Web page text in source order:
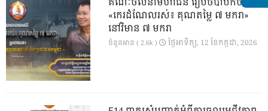
«កេរដំណែលរស់៖ គុណតម្លៃ ៧ មករា»
នៅវិមាន ៧ មករា
ចំនួនអាន ( 2.6k ) ថ្ងៃ​អាទិត្យ, 12 ខែ​កក្កដា, 2026